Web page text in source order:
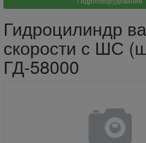
Гидроцилиндр
скорости с ШС
ГД-58000